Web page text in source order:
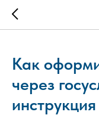
Как
через
инструкция